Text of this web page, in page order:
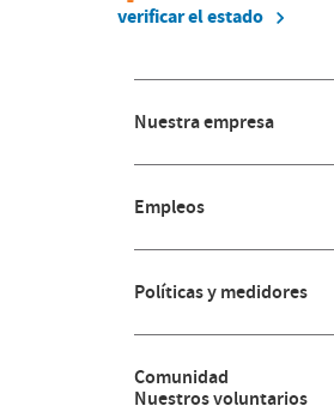
verificar el estado
Nuestra empresa
Empleos
Políticas y medidores
Comunidad
Nuestros voluntarios